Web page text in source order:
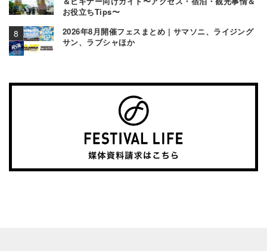
お役立ちTips〜
2026年8月開催フェスまとめ | サマソニ、ライジング
サン、ラブシャほか